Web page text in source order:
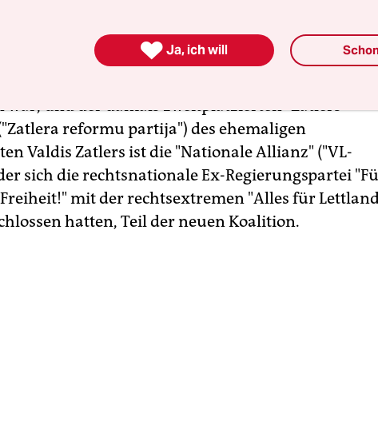
Valdis Dombrovskis am Montagabend an.
liberalen Parteienbündnis "Einheit"
war, und der damals zweitplatzierten "Zatlers
reformu partija") des ehemaligen
Valdis Zatlers ist die "Nationale Allianz" ("VL-
sich die rechtsnationale Ex-Regierungspartei
mit der rechtsextremen "Alles für
hatten, Teil der neuen Koalition.
 Ja, ich will